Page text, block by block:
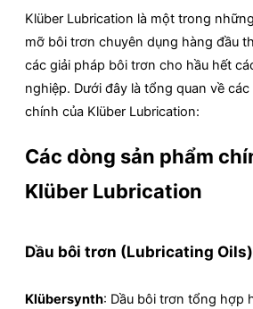
Klüber Lubrication là một trong
mỡ bôi trơn chuyên dụng hàng đầu
các giải pháp bôi trơn cho hầu hết
nghiệp. Dưới đây là tổng quan về
chính của Klüber Lubrication:
Các dòng sản phẩm
Klüber Lubrication
Dầu bôi trơn (Lubricating Oils)
Klübersynth: Dầu bôi trơn tổng hợp